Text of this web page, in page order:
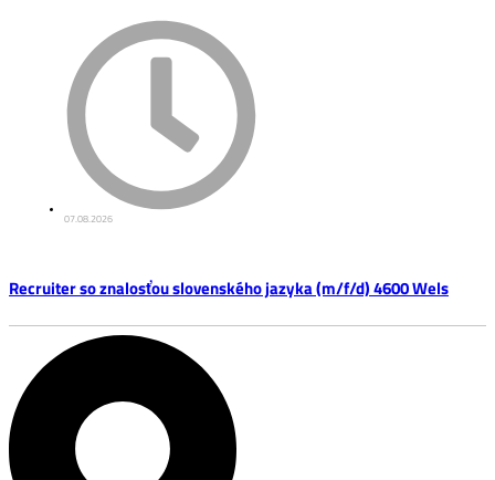
07.08.2026
Recruiter so znalosťou slovenského jazyka (m/f/d) 4600 Wels